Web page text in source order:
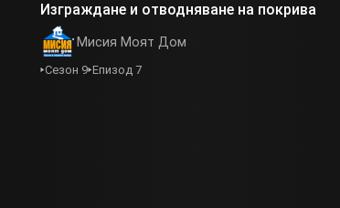
Изграждане и отводняване на покрива
Мисия Моят Дом
Сезон 9 Епизод 7